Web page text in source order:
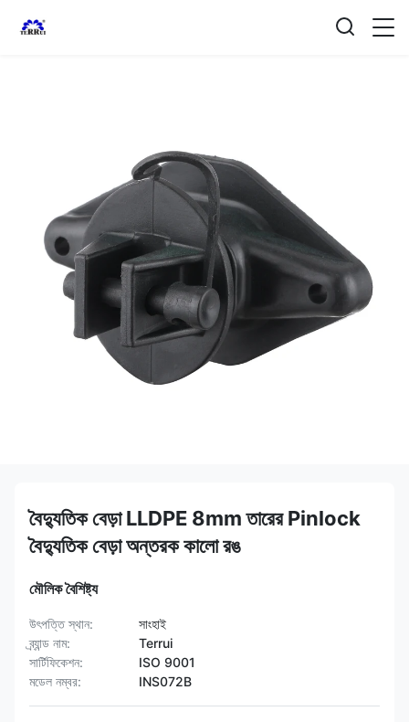
বৈদ্যুতিক বেড়া LLDPE 8mm তারের Pinlock
বৈদ্যুতিক বেড়া অন্তরক কালো রঙ
মৌলিক বৈশিষ্ট্য
উৎপত্তি স্থান:
সাংহাই
ব্র্যান্ড নাম:
Terrui
সার্টিফিকেশন:
ISO 9001
মডেল নম্বর:
INS072B